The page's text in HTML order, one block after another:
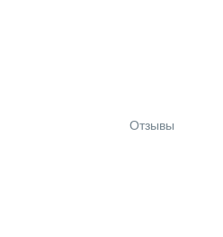
Отзывы